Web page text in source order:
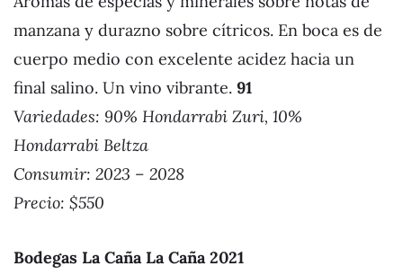
manzana y durazno sobre cítricos. En boca es de
cuerpo medio con excelente acidez hacia un
final salino. Un vino vibrante. 91
Variedades: 90% Hondarrabi Zuri, 10%
Hondarrabi Beltza
Consumir: 2023 – 2028
Precio: $550
Bodegas La Caña La Caña 2021